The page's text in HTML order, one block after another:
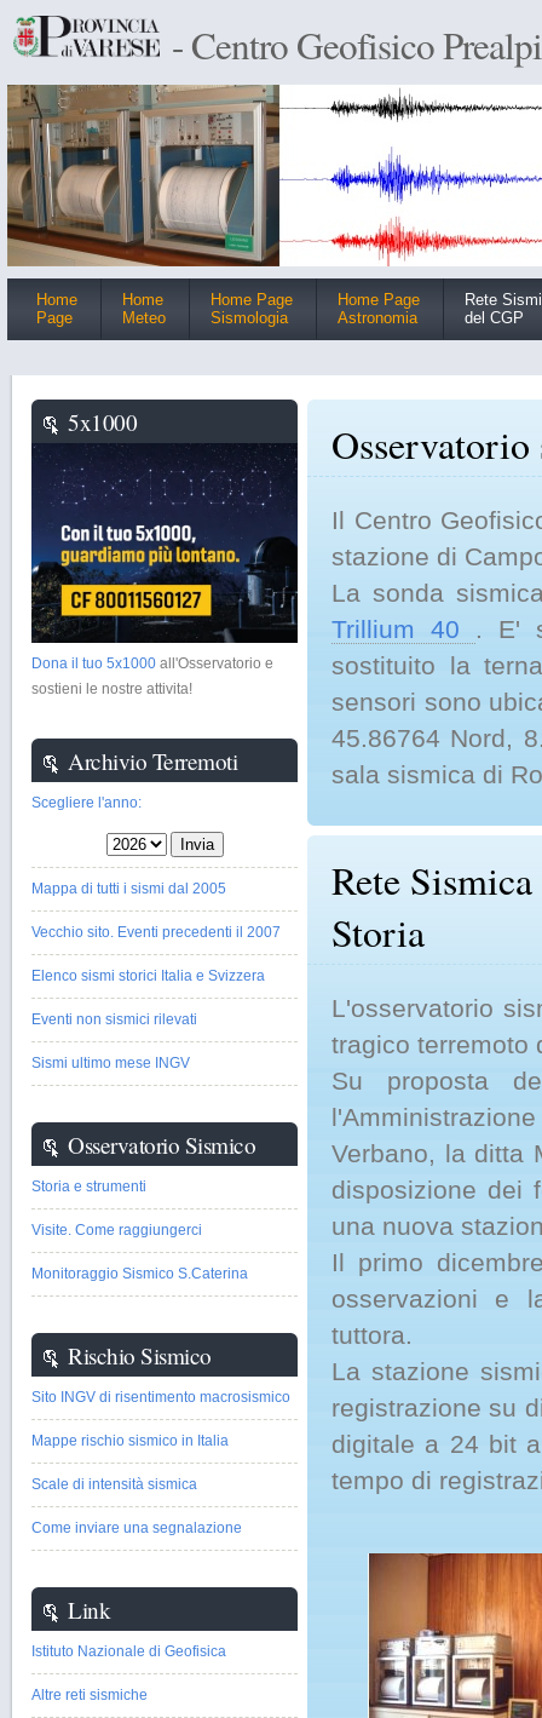
- Centro Geofisico
Home
Page
Home
Meteo
Home Page
Sismologia
Home Page
Astronomia
Rete
del CGP
Il Centro
stazione di
La sonda
Trillium 40 . E'
sostituito la
sensori sono
45.86764 Nord,
sala sismica di
Rete
Storia
L'osservatorio
tragico terremoto
Su proposta
Verbano, la ditta
disposizione dei
una nuova
Il primo
osservazioni e
tuttora.
La stazione
registrazione su
digitale a 24 bit
tempo di
5x1000
Dona il tuo 5x1000 all'Osservatorio e
sostieni le nostre attivita!
Archivio Terremoti
Scegliere l'anno:
Mappa di tutti i sismi dal 2005
Vecchio sito. Eventi precedenti il 2007
Elenco sismi storici Italia e Svizzera
Eventi non sismici rilevati
Sismi ultimo mese INGV
Osservatorio Sismico
Storia e strumenti
Visite. Come raggiungerci
Monitoraggio Sismico S.Caterina
Rischio Sismico
Sito INGV di risentimento macrosismico
Mappe rischio sismico in Italia
Scale di intensità sismica
Come inviare una segnalazione
Link
Istituto Nazionale di Geofisica
Altre reti sismiche